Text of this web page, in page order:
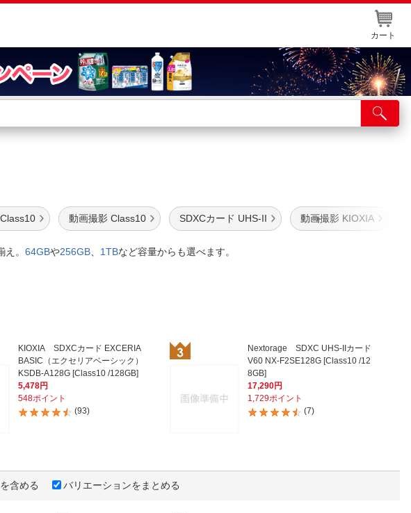
カート
店舗情報・店舗一覧
動画撮影 Class10 SDXCカード UHS-II 動画撮影 KIOXIA
。 64GBや256GB 1TBなど容量からも選べます。
KIOXIA SDXCカード EXCERIA
BASIC（エクセリアベーシック）
KSDB-A128G [Class10 /128GB]
5,478円
548ポイント
(93)
Nextorage SDXC UHS-IIカード
V60 NX-F2SE128G [Class10 /12
8GB]
17,290円
1,729ポイント
(7)
含める バリエーションをまとめる